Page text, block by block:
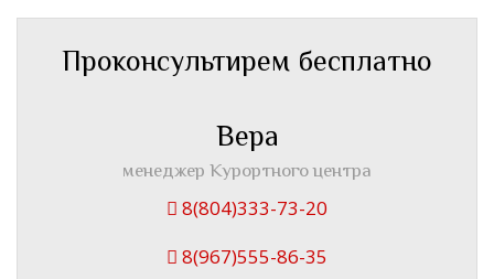
Проконсультирем бесплатно
Вера
менеджер Курортного центра
8(804)333-73-20
8(967)555-86-35